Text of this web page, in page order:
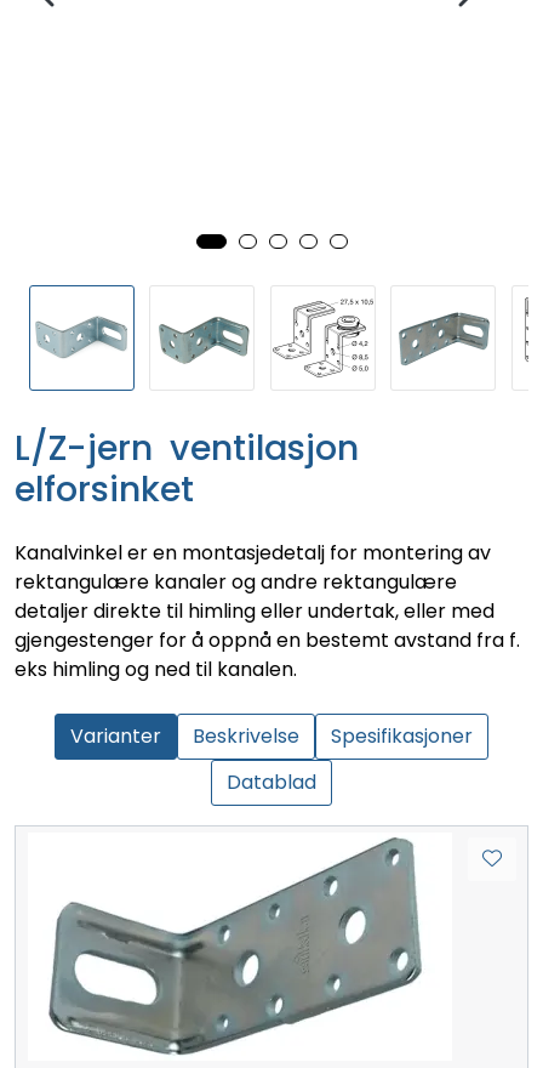
L/Z-jern ventilasjon
elforsinket
Kanalvinkel er en montasjedetalj for montering av
rektangulære kanaler og andre rektangulære
detaljer direkte til himling eller undertak, eller med
gjengestenger for å oppnå en bestemt avstand fra f.
eks himling og ned til kanalen.
Varianter Beskrivelse
Spesifikasjoner
Datablad